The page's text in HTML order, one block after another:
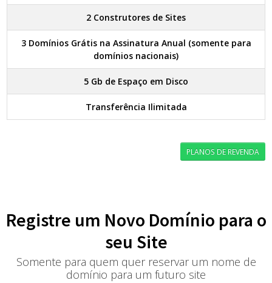
2 Construtores de Sites
3 Domínios Grátis na Assinatura Anual (somente para
domínios nacionais)
5 Gb de Espaço em Disco
Transferência Ilimitada
PLANOS DE REVENDA
Registre um Novo Domínio para o
seu Site
Somente para quem quer reservar um nome de
domínio para um futuro site